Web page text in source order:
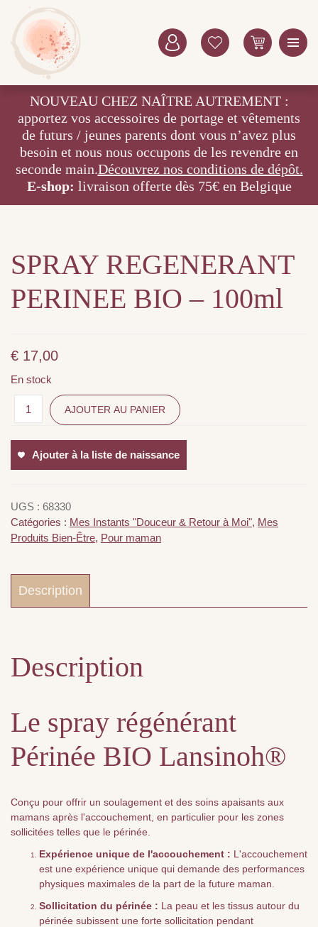
NOUVEAU CHEZ NAÎTRE AUTREMENT :
apportez vos accessoires de portage et vêtements
de futurs / jeunes parents dont vous n’avez plus
besoin et nous nous occupons de les revendre en
seconde main.Découvrez nos conditions de dépôt.
E-shop: livraison offerte dès 75€ en Belgique
SPRAY REGENERANT
PERINEE BIO – 100ml
€ 17,00
En stock
AJOUTER AU PANIER
Ajouter à la liste de naissance
UGS : 68330
Catégories : Mes Instants "Douceur & Retour à Moi", Mes
Produits Bien-Être, Pour maman
Description
Description
Le spray régénérant
Périnée BIO Lansinoh®
Conçu pour offrir un soulagement et des soins apaisants aux
mamans après l'accouchement, en particulier pour les zones
sollicitées telles que le périnée.
Expérience unique de l'accouchement : L'accouchement
est une expérience unique qui demande des performances
physiques maximales de la part de la future maman.
Sollicitation du périnée : La peau et les tissus autour du
périnée subissent une forte sollicitation pendant